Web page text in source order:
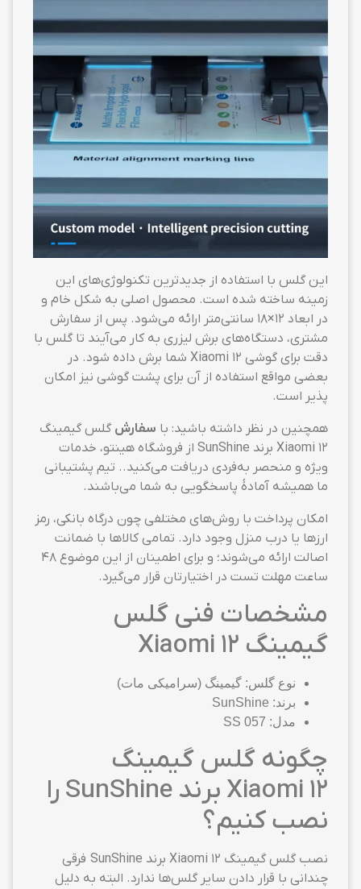
این گلس با استفاده از جدیدترین تکنولوژی‌های این
زمینه ساخته شده است. محصول اصلی به شکل خام و
در ابعاد ۱۲×۱۸ سانتی‌متر ارائه می‌شود. پس از سفارش
مشتری، دستگاه‌های برش لیزری به کار می‌آیند تا گلس با
دقت برای گوشی Xiaomi 12 شما برش داده شود. در
بعضی مواقع استفاده از آن برای پشت گوشی نیز امکان
پذیر است.
همچنین در نظر داشته باشید: با سفارش گلس گیمینگ
Xiaomi 12 برند SunShine از فروشگاه هینتو، خدمات
ویژه و منحصر به‌فردی دریافت می‌کنید.. تیم پشتیبانی
ما همیشه آمادهٔ پاسخگویی به شما می‌باشند.
امکان پرداخت با روش‌های مختلفی چون درگاه بانکی، رمز
ارزها یا درب منزل وجود دارد. تمامی کالاها با ضمانت
اصالت ارائه می‌شوند؛ و برای اطمینان از این موضوع ۴۸
ساعت مهلت تست در اختیارتان قرار می‌گیرد.
مشخصات فنی گلس
گیمینگ Xiaomi 12
نوع گلس: گیمینگ (سرامیکی مات)
برند: SunShine
مدل: SS 057
چگونه گلس گیمینگ
Xiaomi 12 برند SunShine را
نصب کنیم؟
نصب گلس گیمینگ Xiaomi 12 برند SunShine فرقی
چندانی با قرار دادن سایر گلس‌ها ندارد. البته به دلیل